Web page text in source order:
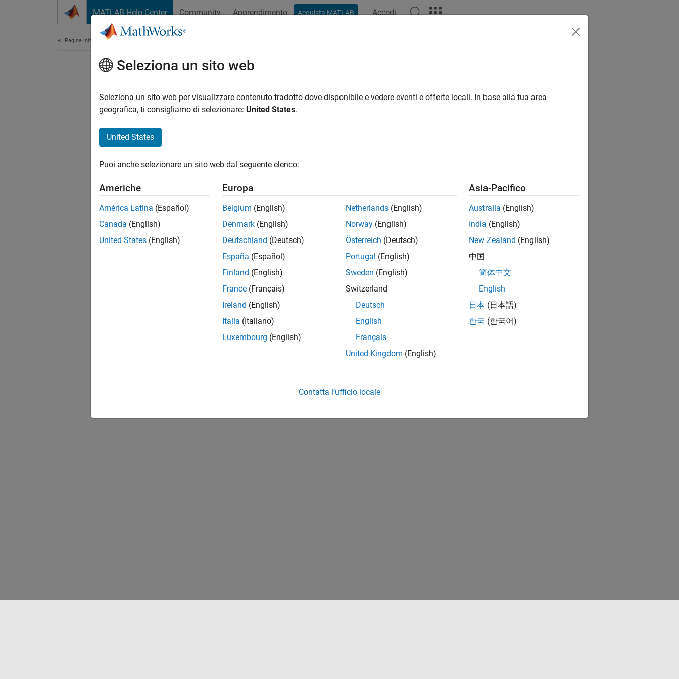
MATLAB Help Center Community Apprendimento Acquista MATLAB Accedi
Pagina iniziale della documentazione
How useful was this information?
Seleziona un sito web
Seleziona un sito web per visualizzare contenuto tradotto dove disponibile e vedere eventi e offerte locali. In base alla tua area
geografica, ti consigliamo di selezionare: United States.
United States
Puoi anche selezionare un sito web dal seguente elenco:
Americhe
América Latina (Español)
Canada (English)
United States (English)
Europa
Belgium (English)
Denmark (English)
Deutschland (Deutsch)
España (Español)
Finland (English)
France (Français)
Ireland (English)
Italia (Italiano)
Luxembourg (English)
Netherlands (English)
Norway (English)
Österreich (Deutsch)
Portugal (English)
Sweden (English)
Switzerland
Deutsch
English
Français
United Kingdom (English)
Asia-Pacifico
Australia (English)
India (English)
New Zealand (English)
中国
简体中文
English
日本 (日本語)
한국 (한국어)
Contatta l’ufficio locale